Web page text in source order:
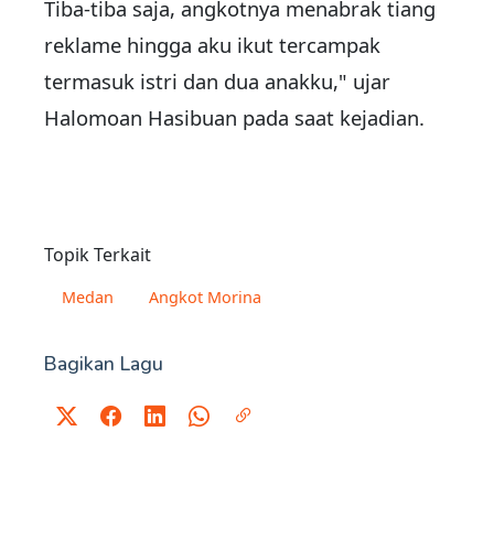
Tiba-tiba saja, angkotnya menabrak tiang
reklame hingga aku ikut tercampak
termasuk istri dan dua anakku," ujar
Halomoan Hasibuan pada saat kejadian.
Topik Terkait
Medan Angkot Morina
Bagikan Lagu